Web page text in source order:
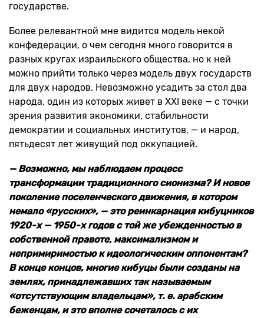
государстве.
Более релевантной мне видится модель некой
конфедерации, о чем сегодня много говорится в
разных кругах израильского общества, но к ней
можно прийти только через модель двух государств
для двух народов. Невозможно усадить за стол два
народа, один из которых живет в XXI веке — с точки
зрения развития экономики, стабильности
демократии и социальных институтов, — и народ,
пятьдесят лет живущий под оккупацией.
— Возможно, мы наблюдаем процесс
трансформации традиционного сионизма? И новое
поколение поселенческого движения, в котором
немало «русских», — это реинкарнация кибуцников
1920-х — 1950-х годов с той же убежденностью в
собственной правоте, максимализмом и
непримиримостью к идеологическим оппонентам?
В конце концов, многие кибуцы были созданы на
землях, принадлежавших так называемым
«отсутствующим владельцам», т. е. арабским
беженцам, и это вполне сочеталось с их